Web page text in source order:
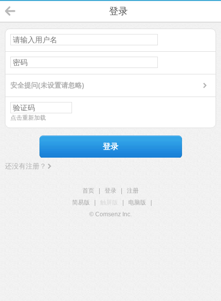
登录
安全提问(未设置请忽略)
点击重新加载
登录
还没有注册？
首页 登录
注册
简易版
触屏版 电脑版
© Comsenz Inc.